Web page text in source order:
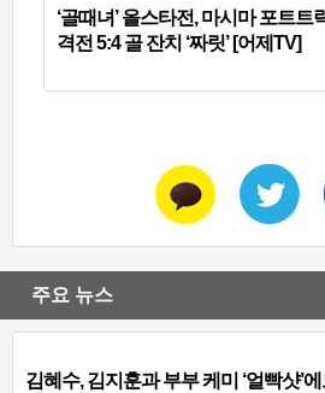
‘골때녀’ 올스타전, 마시마 포트트
격전 5:4 골 잔치 ‘짜릿’ [어제TV]
주요 뉴스
김혜수, 김지훈과 부부 케미 ‘얼빡샷’